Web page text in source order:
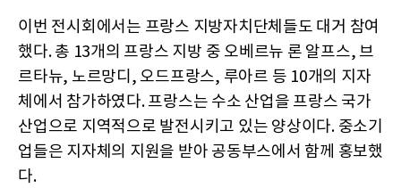
이번 전시회에서는 프랑스 지방자치단체들도 대거 참여
했다. 총 13개의 프랑스 지방 중 오베르뉴 론 알프스, 브
르타뉴, 노르망디, 오드프랑스, 루아르 등 10개의 지자
체에서 참가하였다. 프랑스는 수소 산업을 프랑스 국가
산업으로 지역적으로 발전시키고 있는 양상이다. 중소기
업들은 지자체의 지원을 받아 공동부스에서 함께 홍보했
다.